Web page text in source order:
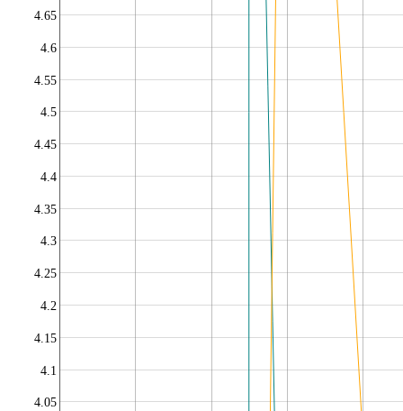
4.05
4.1
4.15
4.2
4.25
4.3
4.35
4.4
4.45
4.5
4.55
4.6
4.65